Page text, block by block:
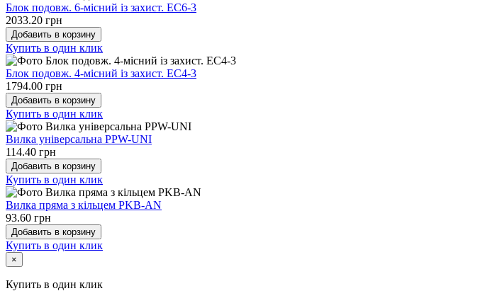
Блок подовж. 6-місний із захист. EC6-3
2033.20 грн
Добавить в корзину
Купить в один клик
Блок подовж. 4-місний із захист. EC4-3
1794.00 грн
Добавить в корзину
Купить в один клик
Вилка універсальна PPW-UNI
114.40 грн
Добавить в корзину
Купить в один клик
Вилка пряма з кільцем PKB-AN
93.60 грн
Добавить в корзину
Купить в один клик
×
Купить в один клик